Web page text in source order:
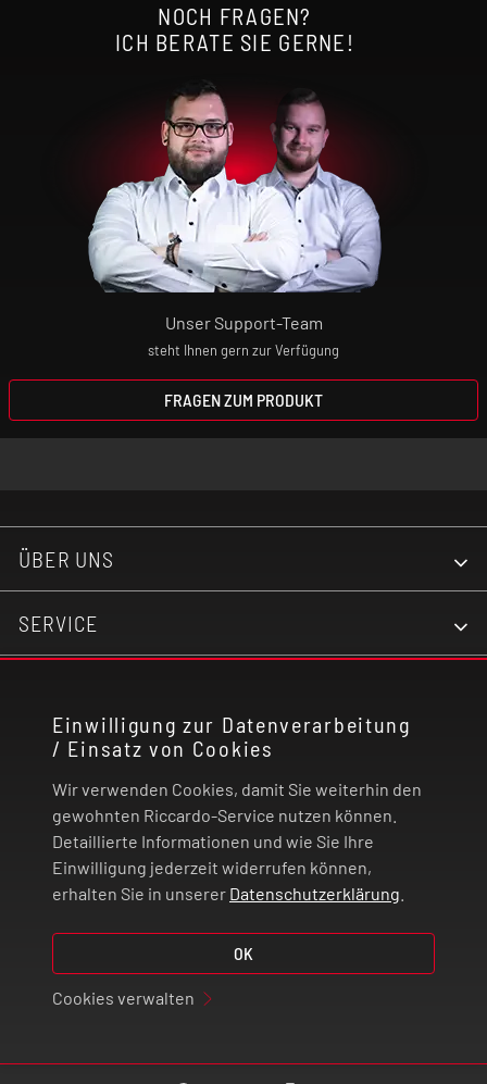
Einwilligung zur Datenverarbeitung
/ Einsatz von Cookies
Wir verwenden Cookies, damit Sie weiterhin den
gewohnten Riccardo-Service nutzen können.
Detaillierte Informationen und wie Sie Ihre
Einwilligung jederzeit widerrufen können,
erhalten Sie in unserer Datenschutzerklärung
OK
Cookies verwalten
NOCH FRAGEN?
ICH BERATE SIE GERNE!
Unser Support-Team
steht Ihnen gern zur Verfügung
FRAGEN ZUM PRODUKT
ÜBER UNS
SERVICE
RECHTLICHES
ZAHLUNG UND VERSAND
VERTRAG WIDERRUFEN
© 2026 | Riccardo Onlinestore GmbH